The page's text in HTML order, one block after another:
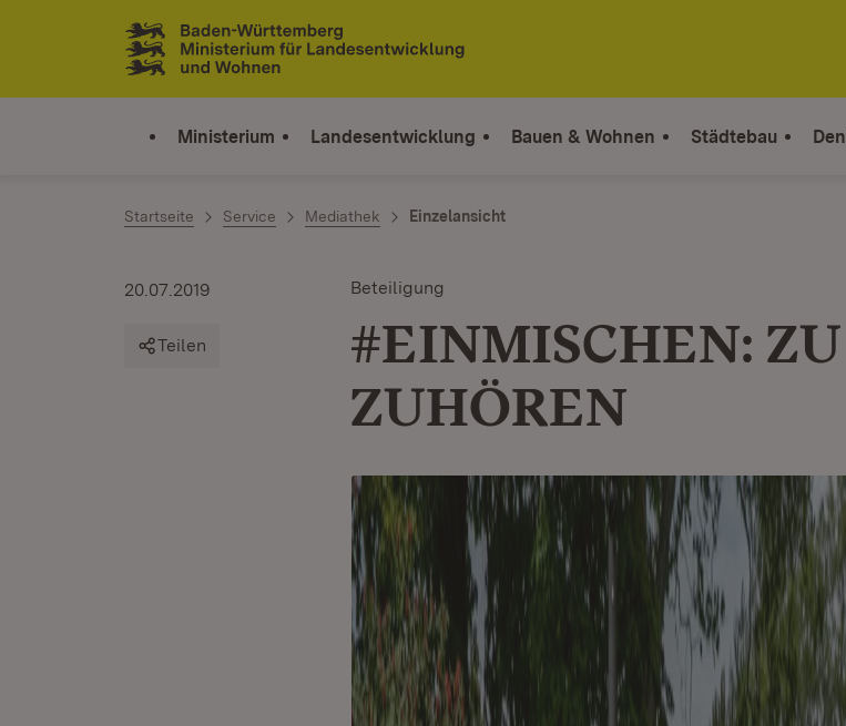
Zum Inhalt springen
Link zur Startseite
Ministerium Landesentwicklung Bauen & Wohnen Städtebau
Startseite Service Mediathek Einzelansicht
Beteiligung
#EINMISCHEN:
ZUHÖREN
20.07.2019
Teilen